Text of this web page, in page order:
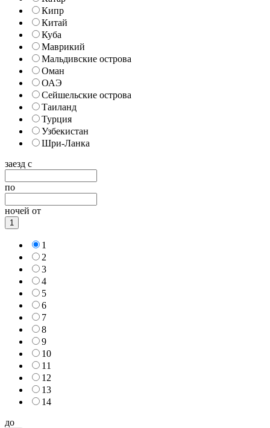
Кипр
Китай
Куба
Маврикий
Мальдивские острова
Оман
ОАЭ
Сейшельские острова
Таиланд
Турция
Узбекистан
Шри-Ланка
заезд с
по
ночей от
1
1
2
3
4
5
6
7
8
9
10
11
12
13
14
до